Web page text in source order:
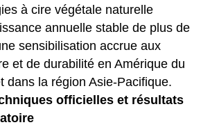
à cire végétale naturelle
annuelle stable de plus de
sensibilisation accrue aux
et de durabilité en Amérique du
dans la région Asie-Pacifique.
officielles et résultats